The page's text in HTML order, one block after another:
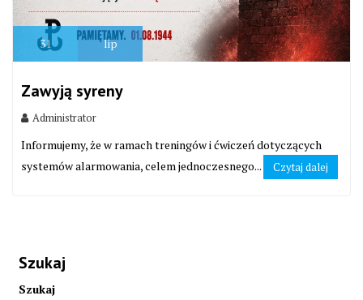
31 lip
Zawyją syreny
Administrator
Informujemy, że w ramach treningów i ćwiczeń dotyczących
systemów alarmowania, celem jednoczesnego...
Czytaj dalej
Szukaj
Szukaj